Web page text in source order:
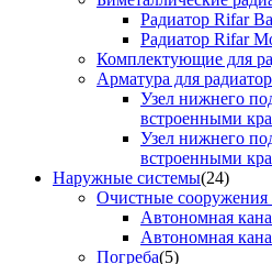
Радиатор Rifar
Радиатор Rifar
Комплектующие для
Арматура для
Узел нижнего
встроенными
Узел нижнего
встроенными
Наружные системы(24)
Очистные сооружения
Автономная
Автономная
Погреба(5)